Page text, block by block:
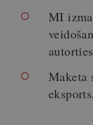
MI
Maketa